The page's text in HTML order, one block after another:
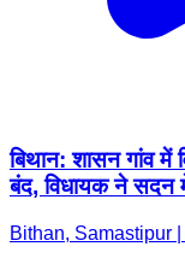
बिथान: शासन गांव में
बंद, विधायक ने सदन
Bithan, Samastipur